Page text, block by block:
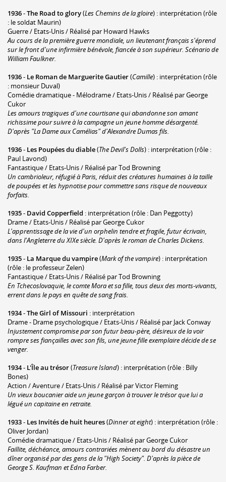
1936-The Road to glory(Les Chemins de la gloire) : interprétation (rôle
: le soldat Maurin)
Guerre / Etats-Unis / Réalisé par Howard Hawks
Au cours de la première guerre mondiale, un lieutenant français s'éprend
sur le front d'une infirmière bénévole, fiancée à son supérieur. Scénario de
William Faulkner.
1936- Le Roman de Marguerite Gautier(Camille) : interprétation (rôle
: monsieur Duval)
Comédie dramatique - Mélodrame / Etats-Unis / Réalisé par George
Cukor
Les amours tragiques d'une courtisane qui abandonne son amant
richissime pour suivre à la campagne un jeune homme désargenté.
D'après "La Dame aux Camélias" d'Alexandre Dumas fils.
1936- Les Poupées du diable(The Devil's Dolls) : interprétation (rôle :
Paul Lavond)
Fantastique / Etats-Unis / Réalisé par Tod Browning
Un cambrioleur, réfugié à Paris, réduit des créatures humaines à la taille
de poupées et les hypnotise pour commettre sans risque de nouveaux
forfaits.
1935- David Copperfield : interprétation (rôle : Dan Peggotty)
Drame / Etats-Unis / Réalisé par George Cukor
L'apprentissage de la vie d'un orphelin tendre et fragile, futur écrivain,
dans l'Angleterre du XIXe siècle. D'après le roman de Charles Dickens.
1935- La Marque du vampire(Mark of the vampire) : interprétation
(rôle : le professeur Zelen)
Fantastique / Etats-Unis / Réalisé par Tod Browning
En Tchecoslovaquie, le comte Mora et sa fille, tous deux des morts-vivants,
errent dans le pays en quête de sang frais.
1934-The Girl of Missouri : interprétation
Drame - Drame psychologique / Etats-Unis / Réalisé par Jack Conway
Injustement compromise par son futur beau-père, désireux de la voir
rompre ses fiançailles avec son fils, une jeune fille exemplaire décide de se
venger.
1934- L'Île au trésor(Treasure Island) : interprétation (rôle : Billy
Bones)
Action / Aventure / Etats-Unis / Réalisé par Victor Fleming
Un vieux boucanier aide un jeune garçon à trouver le trésor que lui a
légué un capitaine en retraite.
1933- Les Invités de huit heures(Dinner at eight) : interprétation (rôle :
Oliver Jordan)
Comédie dramatique / Etats-Unis / Réalisé par George Cukor
Faillite, déchéance, amours contrariées mènent au bord du désastre un
dîner organisé par des gens de la "High Society". D'après la pièce de
George S. Kaufman et Edna Farber.